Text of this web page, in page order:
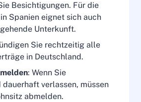
Besichtigungen. Für die
Spanien eignet sich auch
Unterkunft.
Sie rechtzeitig alle
in Deutschland.
: Wenn Sie
dauerhaft verlassen, müssen
abmelden.